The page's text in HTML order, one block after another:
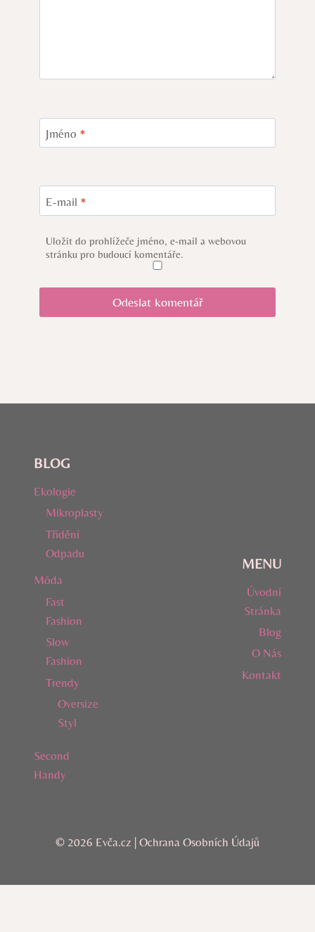
Jméno *
E-mail *
Uložit do prohlížeče jméno, e-mail a webovou
stránku pro budoucí komentáře.
BLOG
Ekologie
Mikroplasty
Třídění
Odpadu
Móda
Fast
Fashion
Slow
Fashion
Trendy
Oversize
Styl
Second
Handy
MENU
Úvodní
Stránka
Blog
O Nás
Kontakt
© 2026 Evča.cz | Ochrana Osobních Údajů